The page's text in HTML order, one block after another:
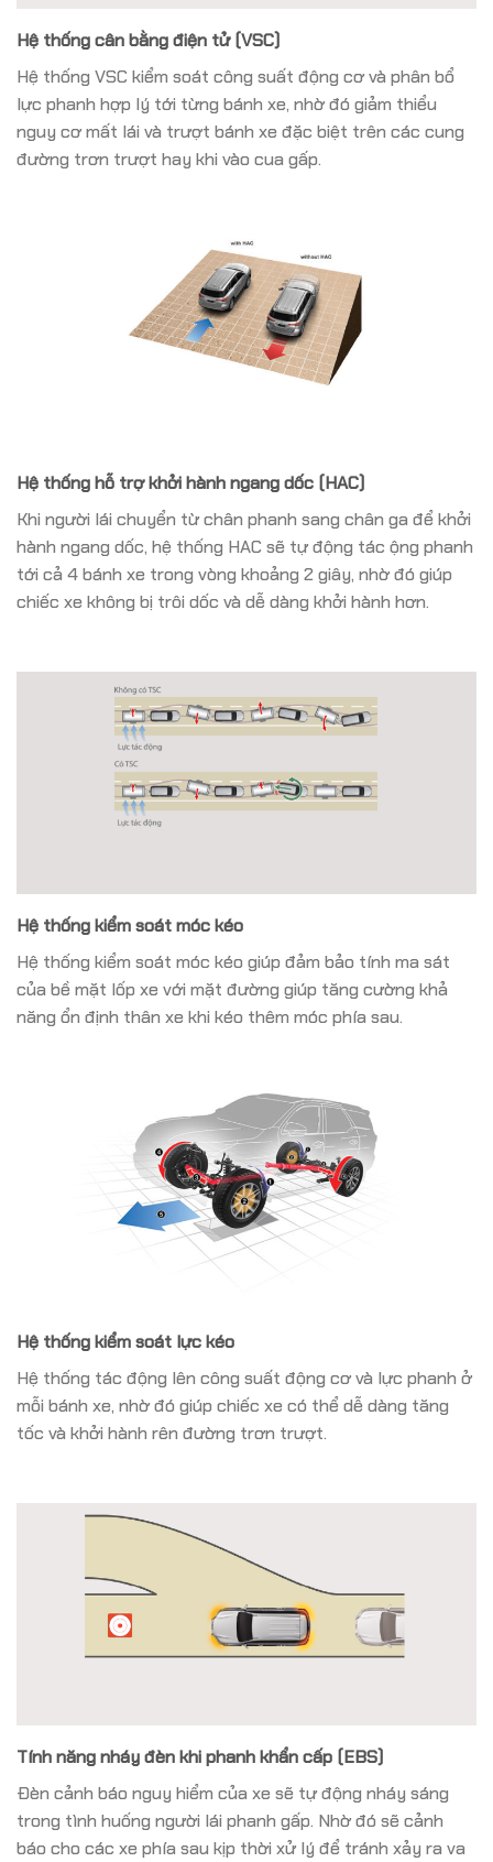
Hệ thống cân bằng điện tử (VSC)
Hệ thống VSC kiểm soát công suất động cơ và phân bổ
lực phanh hợp lý tới từng bánh xe, nhờ đó giảm thiểu
nguy cơ mất lái và trượt bánh xe đặc biệt trên các cung
đường trơn trượt hay khi vào cua gấp.
Hệ thống hỗ trợ khởi hành ngang dốc (HAC)
Khi người lái chuyển từ chân phanh sang chân ga để khởi
hành ngang dốc, hệ thống HAC sẽ tự động tác ộng phanh
tới cả 4 bánh xe trong vòng khoảng 2 giây, nhờ đó giúp
chiếc xe không bị trôi dốc và dễ dàng khởi hành hơn.
Hệ thống kiểm soát móc kéo
Hệ thống kiểm soát móc kéo giúp đảm bảo tính ma sát
của bề mặt lốp xe với mặt đường giúp tăng cường khả
năng ổn định thân xe khi kéo thêm móc phía sau.
Hệ thống kiểm soát lực kéo
Hệ thống tác động lên công suất động cơ và lực phanh ở
mỗi bánh xe, nhờ đó giúp chiếc xe có thể dễ dàng tăng
tốc và khởi hành rên đường trơn trượt.
Tính năng nháy đèn khi phanh khẩn cấp (EBS)
Đèn cảnh báo nguy hiểm của xe sẽ tự động nháy sáng
trong tình huống người lái phanh gấp. Nhờ đó sẽ cảnh
báo cho các xe phía sau kịp thời xử lý để tránh xảy ra va